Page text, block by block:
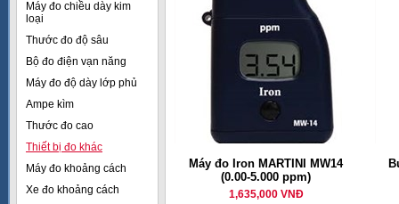
Máy đo chiều dày kim
loại
Thước đo độ sâu
Bộ đo điện vạn năng
Máy đo độ dày lớp phủ
Ampe kìm
Thước đo cao
Thiết bị đo khác
Máy đo khoảng cách
Xe đo khoảng cách
Máy đo Iron MARTINI MW14
(0.00-5.000 ppm)
1,635,000 VNĐ